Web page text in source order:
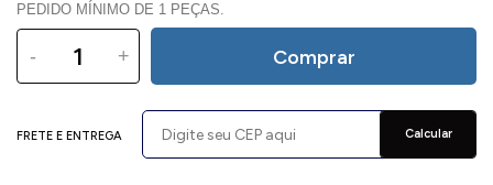
PEDIDO MÍNIMO DE 1 PEÇAS.
- + Comprar
FRETE E ENTREGA Calcular